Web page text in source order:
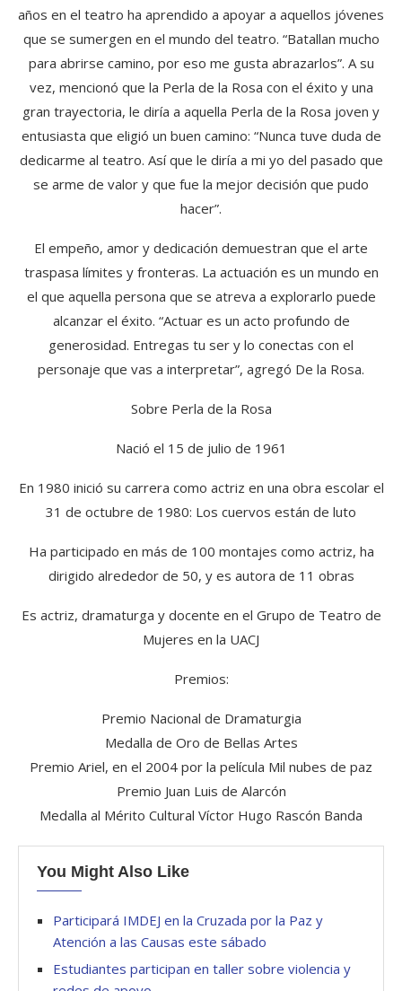
años en el teatro ha aprendido a apoyar a aquellos jóvenes
que se sumergen en el mundo del teatro. “Batallan mucho
para abrirse camino, por eso me gusta abrazarlos”. A su
vez, mencionó que la Perla de la Rosa con el éxito y una
gran trayectoria, le diría a aquella Perla de la Rosa joven y
entusiasta que eligió un buen camino: “Nunca tuve duda de
dedicarme al teatro. Así que le diría a mi yo del pasado que
se arme de valor y que fue la mejor decisión que pudo
hacer”.
El empeño, amor y dedicación demuestran que el arte
traspasa límites y fronteras. La actuación es un mundo en
el que aquella persona que se atreva a explorarlo puede
alcanzar el éxito. “Actuar es un acto profundo de
generosidad. Entregas tu ser y lo conectas con el
personaje que vas a interpretar”, agregó De la Rosa.
Sobre Perla de la Rosa
Nació el 15 de julio de 1961
En 1980 inició su carrera como actriz en una obra escolar el
31 de octubre de 1980: Los cuervos están de luto
Ha participado en más de 100 montajes como actriz, ha
dirigido alrededor de 50, y es autora de 11 obras
Es actriz, dramaturga y docente en el Grupo de Teatro de
Mujeres en la UACJ
Premios:
Premio Nacional de Dramaturgia
Medalla de Oro de Bellas Artes
Premio Ariel, en el 2004 por la película Mil nubes de paz
Premio Juan Luis de Alarcón
Medalla al Mérito Cultural Víctor Hugo Rascón Banda
You Might Also Like
Participará IMDEJ en la Cruzada por la Paz y
Atención a las Causas este sábado
Estudiantes participan en taller sobre violencia y